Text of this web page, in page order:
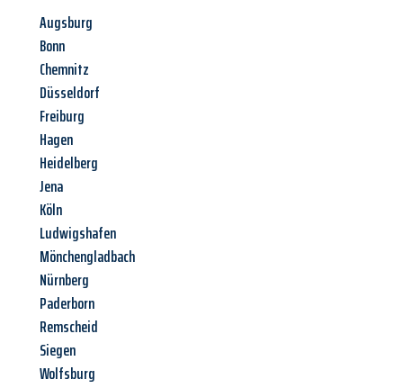
Augsburg
Bonn
Chemnitz
Düsseldorf
Freiburg
Hagen
Heidelberg
Jena
Köln
Ludwigshafen
Mönchengladbach
Nürnberg
Paderborn
Remscheid
Siegen
Wolfsburg